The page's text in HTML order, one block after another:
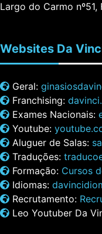
Largo do Carmo nº51,
Websites Da
Geral:
Franchising:
Exames Nacionais:
Youtube:
Aluguer de Salas:
Traduções:
Formação: Cursos
Idiomas:
Recrutamento:
Leo Youtuber Da